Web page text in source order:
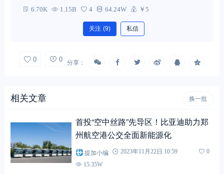
6.70K 1.15B 4 64.24W ￥5
关注 (9) 私信
0 0 分享：
相关文章 换一批
首投“空中丝路”先导区！比亚迪助力郑
州航空港公交全面新能源化
提加小编 2023年11月22日 10:59
0
15.35W